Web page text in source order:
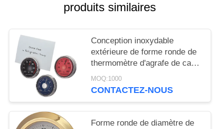
PRIVACY
POLICY
produits similaires
Conception inoxydable
extérieure de forme ronde de
thermomètre d'agrafe de carte
de thermomètre d'OEM
MOQ:1000
CONTACTEZ-NOUS
Forme ronde de diamètre de